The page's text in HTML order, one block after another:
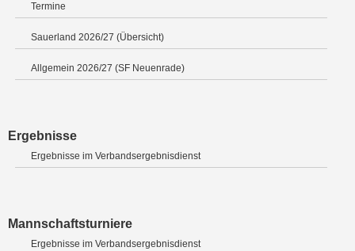
Termine
Sauerland 2026/27 (Übersicht)
Allgemein 2026/27 (SF Neuenrade)
Ergebnisse
Ergebnisse im Verbandsergebnisdienst
Mannschaftsturniere
Ergebnisse im Verbandsergebnisdienst